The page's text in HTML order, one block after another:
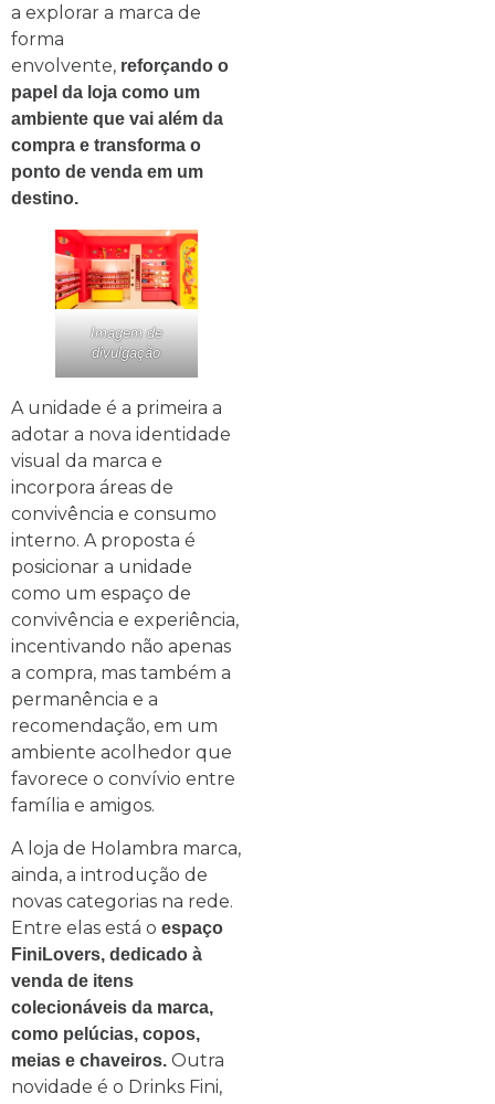
a explorar a marca de
forma
envolvente, reforçando o
papel da loja como um
ambiente que vai além da
compra e transforma o
ponto de venda em um
destino.
Imagem de
divulgação
A unidade é a primeira a
adotar a nova identidade
visual da marca e
incorpora áreas de
convivência e consumo
interno. A proposta é
posicionar a unidade
como um espaço de
convivência e experiência,
incentivando não apenas
a compra, mas também a
permanência e a
recomendação, em um
ambiente acolhedor que
favorece o convívio entre
família e amigos.
A loja de Holambra marca,
ainda, a introdução de
novas categorias na rede.
Entre elas está o espaço
FiniLovers, dedicado à
venda de itens
colecionáveis da marca,
como pelúcias, copos,
meias e chaveiros. Outra
novidade é o Drinks Fini,